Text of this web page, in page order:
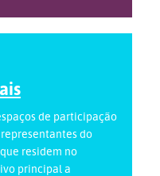
de participação
do
residem no
principal a